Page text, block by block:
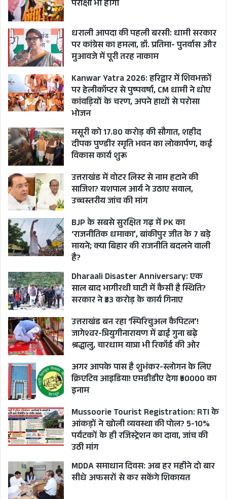
मोदी के नेतृत्व में ‘नए भारत’ की परिकल्पना को साकार
करने के लिए प्रतिबद्ध है। केंद्र सरकार का निरंतर
मार्गदर्शन और सहयोग राज्य के विकास को नई ऊर्जा प्रदान
कर रहा है।
CM PUSHKAR SINGH DHAMI
HOME MINISTER AMIT SHAH
UTTARAKHAND NEWS
Uttarakhand Nivesh Utsav
परीक्षा भी होगी
धराली आपदा की पहली बरसी: धामी सरकार
पर कांग्रेस का हमला, डॉ. प्रतिमा- पुनर्वास और
मुआवजे में पूरी तरह नाकाम
Kanwar Yatra 2026: हरिद्वार में शिवभक्तों
पर हेलीकॉप्टर से पुष्पवर्षा, CM धामी ने धोए
कांवड़ियों के चरण, अपने हाथों से परोसा
भोजन
मसूरी को 17.80 करोड़ की सौगात, शहीद
दीपक पुण्डीर स्मृति भवन का लोकार्पण, कई
विकास कार्य शुरू
उत्तराखंड में वोटर लिस्ट से नाम हटाने की
साजिश? यशपाल आर्य ने उठाए सवाल,
उच्चस्तरीय जांच की मांग
BJP के सबसे सुरक्षित गढ़ में PK का
‘राजनीतिक धमाका’, बांकीपुर जीत के 7 बड़े
मायने; क्या बिहार की राजनीति बदलने वाली
है?
Dharaali Disaster Anniversary: एक
साल बाद भागीरथी घाटी में कैसी है स्थिति?
सरकार ने ₹33 करोड़ के कार्य गिनाए
उत्तराखंड बन रहा ‘स्पिरिचुअल कैपिटल’!
जागेश्वर-त्रियुगीनारायण में ढाई गुना बढ़े
श्रद्धालु, चारधाम यात्रा भी रिकॉर्ड की ओर
अगर आपके पास है शुभंकर-स्लोगन के लिए
क्रिएटिव आइडिया! एमडीडीए देगा ₹50000 का
इनाम
Mussoorie Tourist Registration: RTI के
आंकड़ों ने खोली व्यवस्था की पोल? 5-10%
पर्यटकों के ही रजिस्ट्रेशन का दावा, जांच की
उठी मांग
MDDA समाधान दिवस: अब हर महीने दो बार
सीधे अफसरों से कर सकेंगे शिकायत